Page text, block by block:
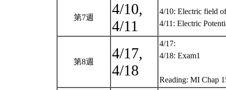
第7週
4/10,
4/11
4/10: Electric field
4/11: Electric
第8週
4/17,
4/18
4/17:
4/18: Exam1
Reading: MI Chap